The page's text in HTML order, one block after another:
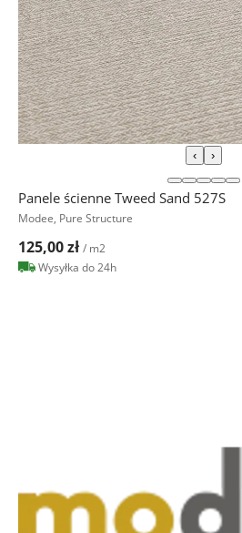
‹ ›
Panele ścienne Tweed Sand 527S
Modee, Pure Structure
125,00 zł / m2
Wysyłka do 24h